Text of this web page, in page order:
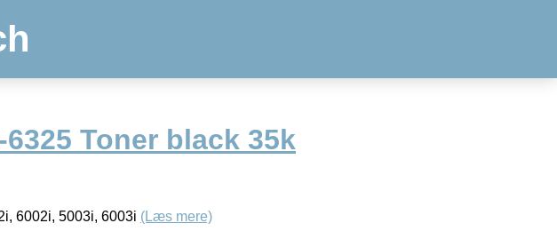
6325 Toner black 35k
6002i, 5003i, 6003i (Læs mere)